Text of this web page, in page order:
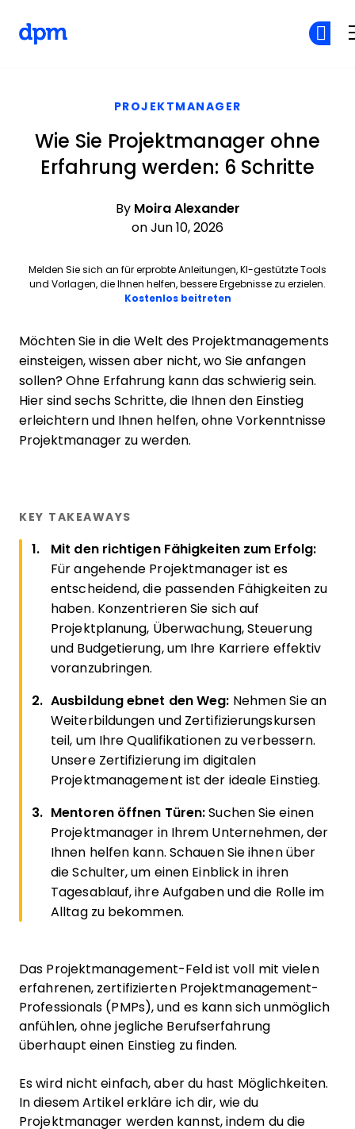
PROJEKTMANAGER
Wie Sie Projektmanager ohne
Erfahrung werden: 6 Schritte
By Moira Alexander
on Jun 10, 2026
Melden Sie sich an für erprobte Anleitungen, KI-gestützte Tools
und Vorlagen, die Ihnen helfen, bessere Ergebnisse zu erzielen.
Kostenlos beitretenOpens new window
Möchten Sie in die Welt des Projektmanagements
einsteigen, wissen aber nicht, wo Sie anfangen
sollen? Ohne Erfahrung kann das schwierig sein.
Hier sind sechs Schritte, die Ihnen den Einstieg
erleichtern und Ihnen helfen, ohne Vorkenntnisse
Projektmanager zu werden.
KEY TAKEAWAYS
Mit den richtigen Fähigkeiten zum Erfolg:
Für angehende Projektmanager ist es
entscheidend, die passenden Fähigkeiten zu
haben. Konzentrieren Sie sich auf
Projektplanung, Überwachung, Steuerung
und Budgetierung, um Ihre Karriere effektiv
voranzubringen.
Ausbildung ebnet den Weg: Nehmen Sie an
Weiterbildungen und Zertifizierungskursen
teil, um Ihre Qualifikationen zu verbessern.
Unsere Zertifizierung im digitalen
Projektmanagement ist der ideale Einstieg.
Mentoren öffnen Türen:Suchen Sie einen
Projektmanager in Ihrem Unternehmen, der
Ihnen helfen kann. Schauen Sie ihnen über
die Schulter, um einen Einblick in ihren
Tagesablauf, ihre Aufgaben und die Rolle im
Alltag zu bekommen.
Das Projektmanagement-Feld ist voll mit vielen
erfahrenen, zertifizierten Projektmanagement-
Professionals (PMPs), und es kann sich unmöglich
anfühlen, ohne jegliche Berufserfahrung
überhaupt einen Einstieg zu finden.
Es wird nicht einfach, aber du hast Möglichkeiten.
In diesem Artikel erkläre ich dir, wie du
Projektmanager werden kannst, indem du die